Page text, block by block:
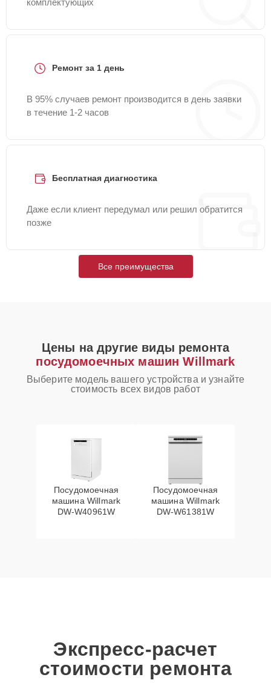
комплектующих
Ремонт за 1 день
В 95% случаев ремонт производится в день заявки
в течение 1-2 часов
Бесплатная диагностика
Даже если клиент передумал или решил обратится
позже
Все преимущества
Цены на другие виды ремонта
посудомоечных машин Willmark
Выберите модель вашего устройства и узнайте
стоимость всех видов работ
Посудомоечная
машина Willmark
DW-W40961W
Посудомоечная
машина Willmark
DW-W61381W
Экспресс-расчет
стоимости ремонта